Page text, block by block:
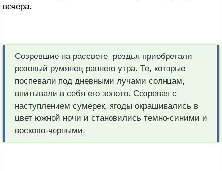
вечера.
Созревшие на рассвете гроздья приобретали
розовый румянец раннего утра. Те, которые
поспевали под дневными лучами солнцам,
впитывали в себя его золото. Созревая с
наступлением сумерек, ягоды окрашивались в
цвет южной ночи и становились темно-синими и
восково-черными.